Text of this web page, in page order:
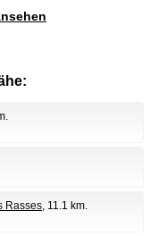
Rasses, 11.1 km.